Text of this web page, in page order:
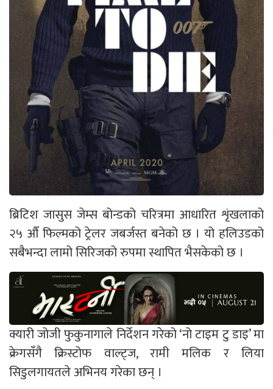
ब्रिटिश जासुस जेम्स बोन्डको चरित्रमा आधारित शृंखलाको
२५ औँ फिल्मको ट्रेलर जबर्जस्त बनेको छ । यो हलिउडको
सबैभन्दा लामो सिरिजको रुपमा स्थापित भैसकेको छ ।
क्यारी जोजी फुकुनागाले निर्देशन गरेको ‘नो टाइम टु डाइ’ मा
क्रेगसँगै क्रिस्टोफ वाल्ट्ज, रामी मलिक र लिया
सिडुलगायतले अभिनय गरेका छन् ।